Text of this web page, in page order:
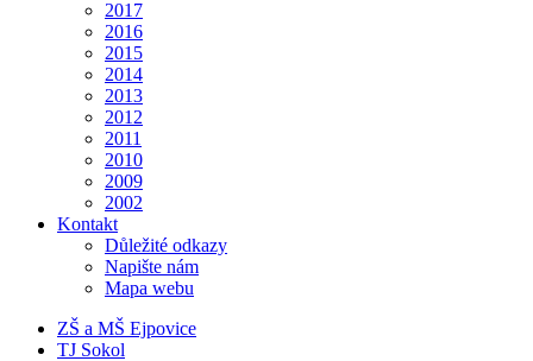
2017
2016
2015
2014
2013
2012
2011
2010
2009
2002
Kontakt
Důležité odkazy
Napište nám
Mapa webu
ZŠ a MŠ Ejpovice
TJ Sokol